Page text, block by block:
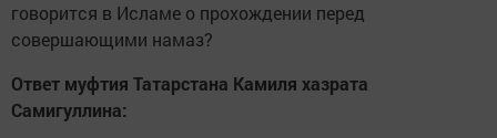
говорится в Исламе о прохождении перед
совершающими намаз?
Ответ муфтия Татарстана Камиля хазрата
Самигуллина: